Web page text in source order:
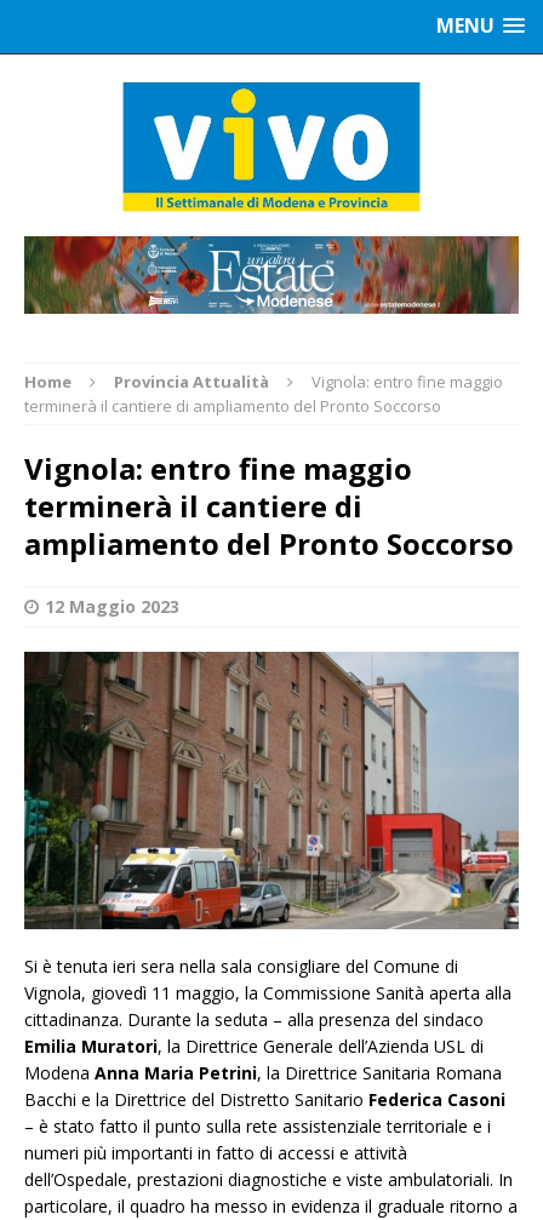
MENU
Home Provincia Attualità
Vignola: entro fine maggio
terminerà il cantiere di ampliamento del Pronto Soccorso
Vignola: entro fine maggio
terminerà il cantiere di
ampliamento del Pronto Soccorso
12 Maggio 2023
Si è tenuta ieri sera nella sala consigliare del Comune di
Vignola, giovedì 11 maggio, la Commissione Sanità aperta alla
cittadinanza. Durante la seduta – alla presenza del sindaco
Emilia Muratori, la Direttrice Generale dell’Azienda USL di
Modena Anna Maria Petrini, la Direttrice Sanitaria Romana
Bacchi e la Direttrice del Distretto Sanitario Federica Casoni
– è stato fatto il punto sulla rete assistenziale territoriale e i
numeri più importanti in fatto di accessi e attività
dell’Ospedale, prestazioni diagnostiche e viste ambulatoriali. In
particolare, il quadro ha messo in evidenza il graduale ritorno a